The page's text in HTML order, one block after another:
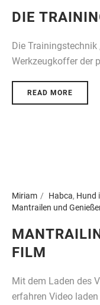
DIE
Die Trainingstechnik
Werkzeugkoffer der
READ MORE
Miriam Habca, Hund
Mantrailen und
FILM
Mit dem Laden des
erfahren Video